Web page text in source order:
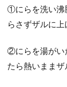
①にらを洗い沸
らさずザルに上
②にらを湯がい
たら熱いままザ